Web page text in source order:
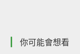
你可能會想看